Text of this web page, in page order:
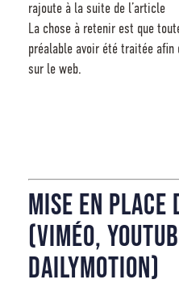
rajoute à la suite de l’article
La chose à retenir est que
préalable avoir été traitée
sur le web.
Mise en place
(Viméo,
Dailymotion)